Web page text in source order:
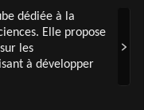
dédiée à la
Elle propose
les
à développer